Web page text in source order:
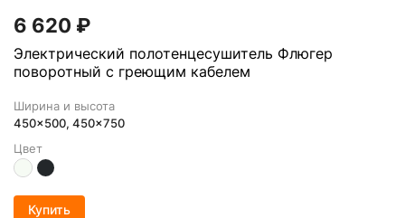
6 620 ₽
Электрический полотенцесушитель Флюгер
поворотный с греющим кабелем
Ширина и высота
450x500, 450x750
Цвет
Купить